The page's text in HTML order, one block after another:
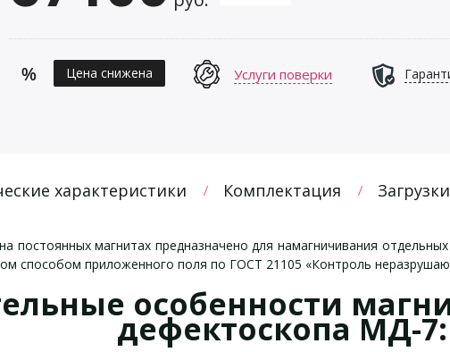
Цена снижена Услуги поверки
характеристики Комплектация Загрузки
на постоянных магнитах предназначено для намагничивания
способом приложенного поля по ГОСТ 21105 «Контроль
особенности
дефектоскопа МД-7: